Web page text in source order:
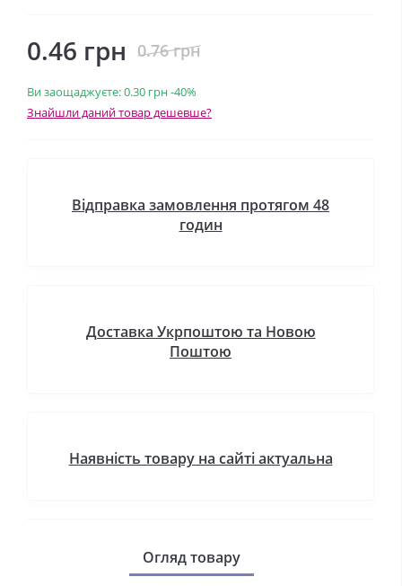
0.46 грн 0.76 грн
Ви заощаджуєте:0.30 грн-40%
Знайшли даний товар дешевше?
Відправка замовлення протягом 48
годин
Доставка Укрпоштою та Новою
Поштою
Наявність товару на сайті актуальна
Огляд товару